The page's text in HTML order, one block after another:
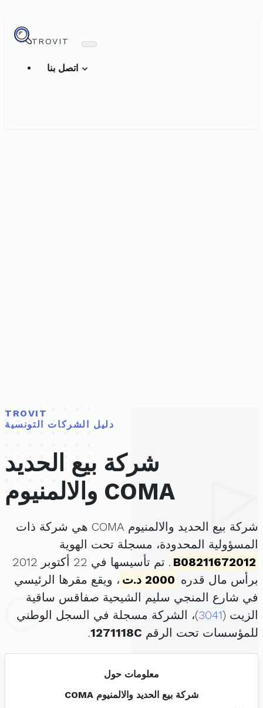
TROVIT
TROVIT
دليل الشركات التونسية
شركة بيع الحديد
والالمنيوم COMA
شركة بيع الحديد والالمنيوم COMA هي شركة ذات
المسؤولية المحدودة، مسجلة تحت الهوية
B08211672012
. تم تأسيسها في 22 أكتوبر 2012
برأس مال قدره 2000 د.ت
، ويقع مقرها الرئيسي
في شارع المنجي سليم الشيحية صفاقس ساقية
الزيت (3041)، الشركة مسجلة في السجل الوطني
للمؤسسات تحت الرقم 1271118C
.
معلومات حول
شركة بيع الحديد والالمنيوم COMA